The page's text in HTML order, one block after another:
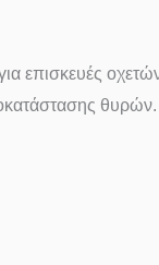
επισκευές
θυρών.